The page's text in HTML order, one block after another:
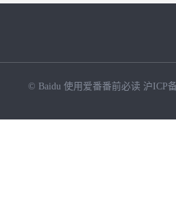
© Baidu 使用爱番番前必读 沪ICP